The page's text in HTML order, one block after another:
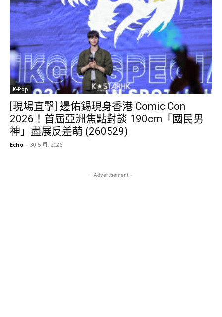
K-Pop
[現場直擊] 邊佑錫現身香港 Comic Con
2026！首屆亞洲焦點對談 190cm「國民男
神」盡展反差萌 (260529)
Echo - 30 5 月, 2026
- Advertisement -